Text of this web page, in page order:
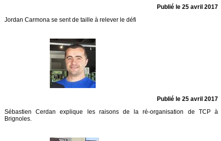
Publié le 25 avril 2017
Jordan Carmona se sent de taille à relever le défi
Publié le 25 avril 2017
Sébastien Cerdan explique les raisons de la ré-organisation de TCP à
Brignoles.